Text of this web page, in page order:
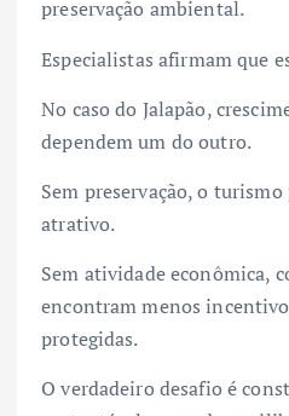
preservação ambiental.
Especialistas afirmam que
No caso do Jalapão,
dependem um do outro.
Sem preservação, o
atrativo.
Sem atividade econômica,
encontram menos
protegidas.
O verdadeiro desafio é